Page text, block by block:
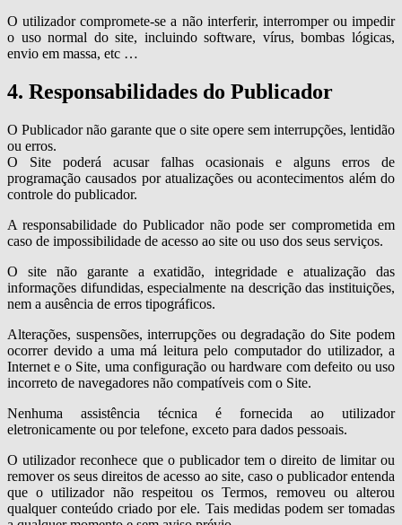
O utilizador compromete-se a não interferir, interromper ou impedir
o uso normal do site, incluindo software, vírus, bombas lógicas,
envio em massa, etc …
4. Responsabilidades do Publicador
O Publicador não garante que o site opere sem interrupções, lentidão
ou erros.
O Site poderá acusar falhas ocasionais e alguns erros de
programação causados por atualizações ou acontecimentos além do
controle do publicador.
A responsabilidade do Publicador não pode ser comprometida em
caso de impossibilidade de acesso ao site ou uso dos seus serviços.
O site não garante a exatidão, integridade e atualização das
informações difundidas, especialmente na descrição das instituições,
nem a ausência de erros tipográficos.
Alterações, suspensões, interrupções ou degradação do Site podem
ocorrer devido a uma má leitura pelo computador do utilizador, a
Internet e o Site, uma configuração ou hardware com defeito ou uso
incorreto de navegadores não compatíveis com o Site.
Nenhuma assistência técnica é fornecida ao utilizador
eletronicamente ou por telefone, exceto para dados pessoais.
O utilizador reconhece que o publicador tem o direito de limitar ou
remover os seus direitos de acesso ao site, caso o publicador entenda
que o utilizador não respeitou os Termos, removeu ou alterou
qualquer conteúdo criado por ele. Tais medidas podem ser tomadas